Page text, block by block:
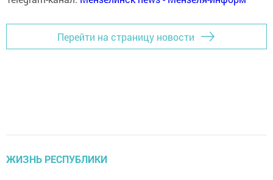
Перейти на страницу новости
ЖИЗНЬ РЕСПУБЛИКИ